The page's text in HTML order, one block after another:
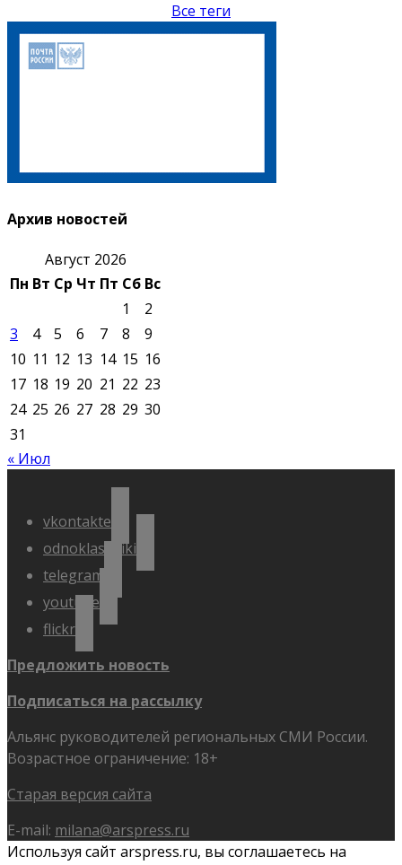
Все теги
Архив новостей
Август 2026
Пн Вт Ср Чт Пт Сб Вс
1
2
3
4 5 6 7 8
9
10 11 12 13 14 15 16
17 18 19 20 21 22 23
24 25 26 27 28 29 30
31
« Июл
vkontakte
odnoklassniki
telegram
youtube
flickr
Предложить новость
Подписаться на рассылку
Альянс руководителей региональных СМИ России.
Возрастное ограничение: 18+
Старая версия сайта
E-mail: milana@arspress.ru
Используя сайт arspress.ru, вы соглашаетесь на